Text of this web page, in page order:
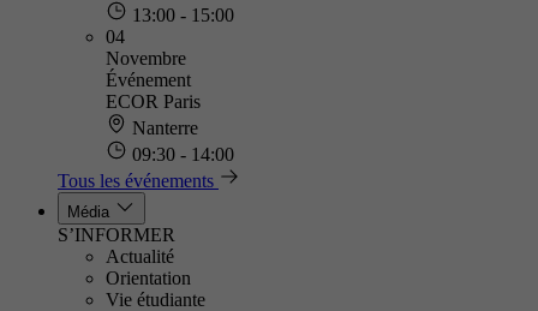
13:00 - 15:00
04
Novembre
Événement
ECOR Paris
Nanterre
09:30 - 14:00
Tous les événements
Média
S’INFORMER
Actualité
Orientation
Vie étudiante